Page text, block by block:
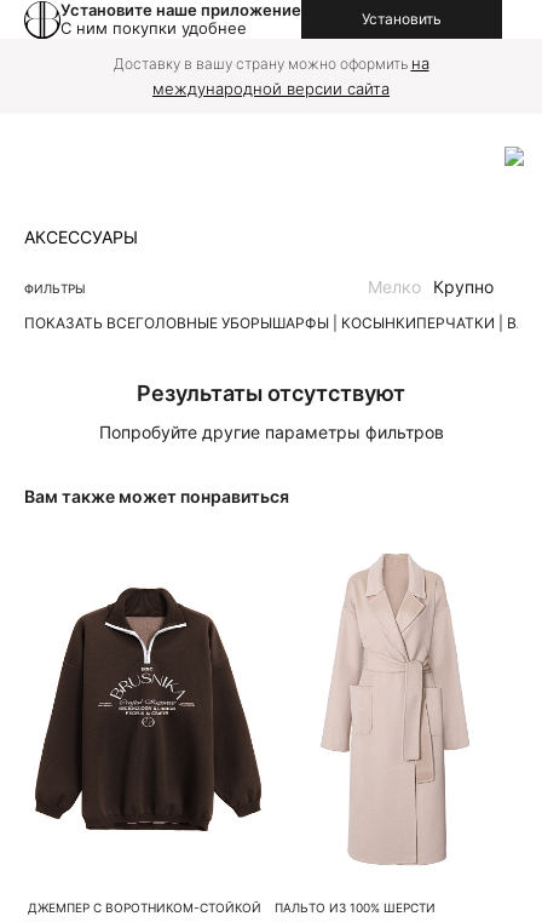
Установите наше приложение
С ним покупки удобнее
Установить
Доставку в вашу страну можно оформить на
международной версии сайта
АКСЕССУАРЫ
ФИЛЬТРЫ
ПОКАЗАТЬ ВСЕГОЛОВНЫЕ УБОРЫШАРФЫ | КОСЫНКИПЕРЧАТКИ |
Мелко Крупно
Результаты отсутствуют
Попробуйте другие параметры фильтров
Вам также может понравиться
ДЖЕМПЕР С ВОРОТНИКОМ-СТОЙКОЙ ПАЛЬТО ИЗ 100% ШЕРСТИ